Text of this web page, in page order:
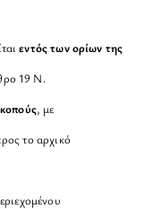
εντός των ορίων της
19 Ν.
, με
το αρχικό